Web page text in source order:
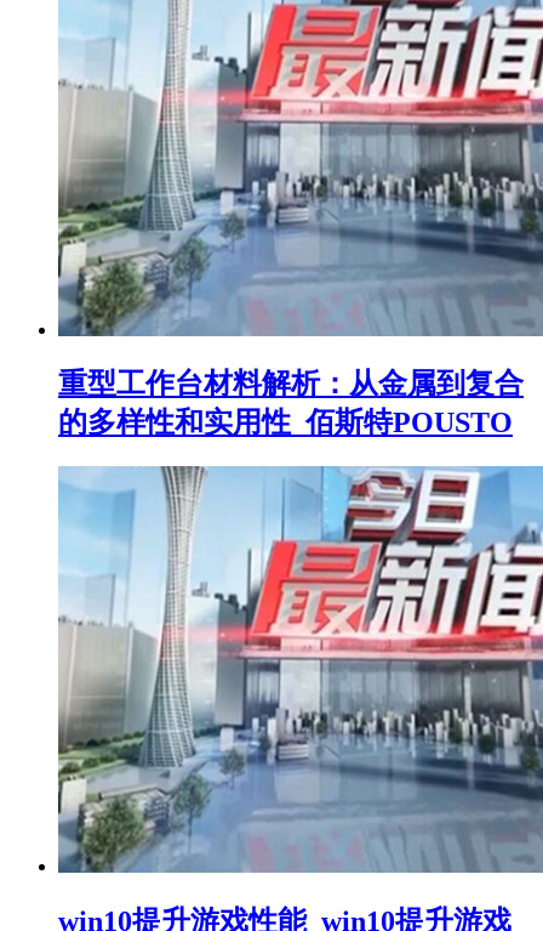
重型工作台材料解析：从金属到复合
的多样性和实用性_佰斯特POUSTO
win10提升游戏性能_win10提升游戏